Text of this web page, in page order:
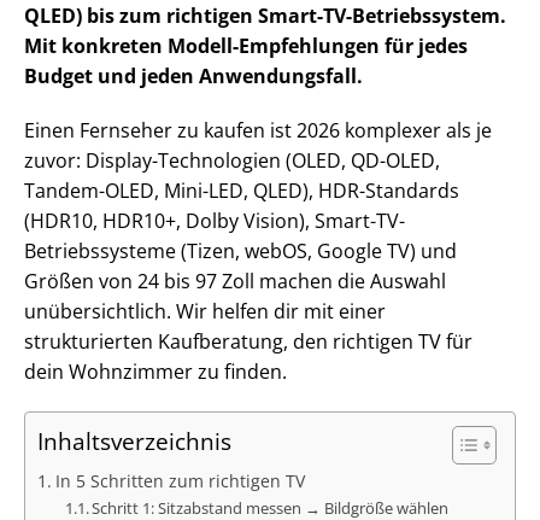
QLED) bis zum richtigen Smart-TV-Betriebssystem.
Mit konkreten Modell-Empfehlungen für jedes
Budget und jeden Anwendungsfall.
Einen Fernseher zu kaufen ist 2026 komplexer als je
zuvor: Display-Technologien (OLED, QD-OLED,
Tandem-OLED, Mini-LED, QLED), HDR-Standards
(HDR10, HDR10+, Dolby Vision), Smart-TV-
Betriebssysteme (Tizen, webOS, Google TV) und
Größen von 24 bis 97 Zoll machen die Auswahl
unübersichtlich. Wir helfen dir mit einer
strukturierten Kaufberatung, den richtigen TV für
dein Wohnzimmer zu finden.
Inhaltsverzeichnis
In 5 Schritten zum richtigen TV
Schritt 1: Sitzabstand messen → Bildgröße wählen